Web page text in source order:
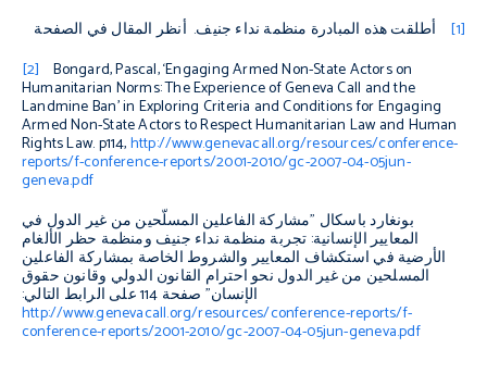
[1] أطلقت هذه المبادرة منظمة نداء جنيف. أنظر المقال في الصفحة
[2] Bongard, Pascal, ‘Engaging Armed Non-State Actors on
Humanitarian Norms: The Experience of Geneva Call and the
Landmine Ban’ in Exploring Criteria and Conditions for Engaging
Armed Non-State Actors to Respect Humanitarian Law and Human
Rights Law. p114,http://www.genevacall.org/resources/conference-
reports/f-conference-reports/2001-2010/gc-2007-04-05jun-
geneva.pdf
بونغارد باسكال "مشاركة الفاعلين المسلّحين من غير الدول في
المعايير الإنسانية: تجربة منظمة نداء جنيف ومنظمة حظر الألغام
الأرضية في استكشاف المعايير والشروط الخاصة بمشاركة الفاعلين
المسلحين من غير الدول نحو احترام القانون الدولي وقانون حقوق
الإنسان" صفحة 114 على الرابط التالي:
http://www.genevacall.org/resources/conference-reports/f-
conference-reports/2001-2010/gc-2007-04-05jun-geneva.pdf